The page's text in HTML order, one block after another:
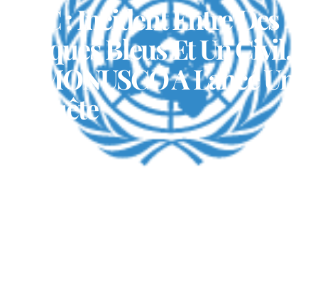
RDC : Incident Entre Des
Casques Bleus Et Un Civil,
La MONUSCO A Lancé Une
Enquête